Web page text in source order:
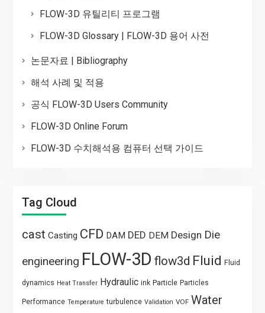
FLOW-3D 유틸리티 프로그램
FLOW-3D Glossary | FLOW-3D 용어 사전
논문자료 | Bibliography
해석 사례 및 적용
공식 FLOW-3D Users Community
FLOW-3D Online Forum
FLOW-3D 수치해석용 컴퓨터 선택 가이드
Tag Cloud
cast Casting CFD DAM DED DEM Design Die
engineering FLOW-3D flow3d Fluid Fluid
dynamics Heat Transfer Hydraulic ink Particle Particles
Performance Temperature turbulence Validation VOF Water